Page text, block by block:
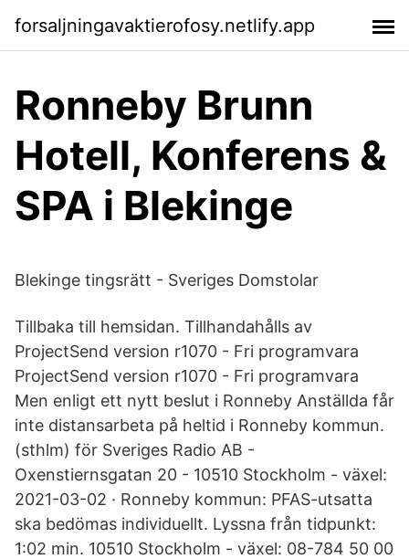
forsaljningavaktierofosy.netlify.app
Ronneby Brunn
Hotell, Konferens &
SPA i Blekinge
Blekinge tingsrätt - Sveriges Domstolar
Tillbaka till hemsidan. Tillhandahålls av
ProjectSend version r1070 - Fri programvara
ProjectSend version r1070 - Fri programvara
Men enligt ett nytt beslut i Ronneby Anställda får
inte distansarbeta på heltid i Ronneby kommun.
(sthlm) för Sveriges Radio AB -
Oxenstiernsgatan 20 - 10510 Stockholm - växel:
2021-03-02 · Ronneby kommun: PFAS-utsatta
ska bedömas individuellt. Lyssna från tidpunkt:
1:02 min. 10510 Stockholm - växel: 08-784 50 00